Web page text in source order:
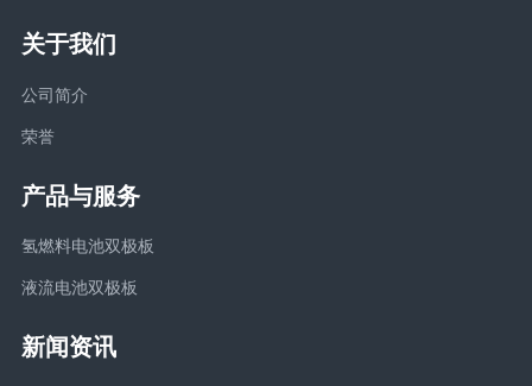
关于我们
公司简介
荣誉
产品与服务
氢燃料电池双极板
液流电池双极板
新闻资讯